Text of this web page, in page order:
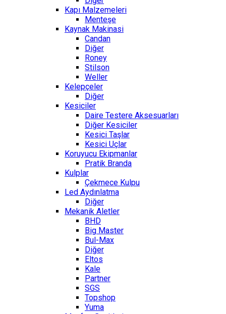
Kapı Malzemeleri
Menteşe
Kaynak Makinasi
Candan
Diğer
Roney
Stilson
Weller
Kelepçeler
Diğer
Kesiciler
Daire Testere Aksesuarları
Diğer Kesiciler
Kesici Taşlar
Kesici Uçlar
Koruyucu Ekipmanlar
Pratik Branda
Kulplar
Çekmece Kulpu
Led Aydınlatma
Diğer
Mekanik Aletler
BHD
Big Master
Bul-Max
Diğer
Eltos
Kale
Partner
SGS
Topshop
Yuma